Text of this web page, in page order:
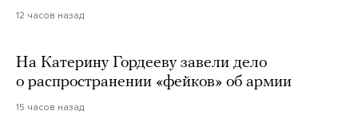
12 часов назад
На Катерину Гордееву завели дело
о распространении «фейков» об армии
15 часов назад